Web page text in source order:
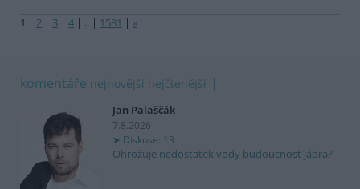
1 | 2 | 3 | 4 | .. | 1581 | »
komentáře nejnovější nejčtenější
Jan Palaščák
7.8.2026
Diskuse: 13
Ohrožuje nedostatek vody budoucnost jádra?